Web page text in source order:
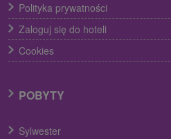
Polityka prywatności
Zaloguj się do hoteli
Cookies
POBYTY
Sylwester